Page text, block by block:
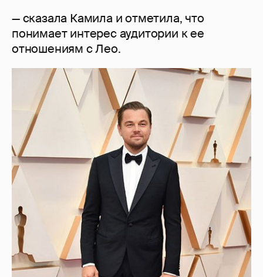
— сказала Камила и отметила, что
понимает интерес аудитории к ее
отношениям с Лео.